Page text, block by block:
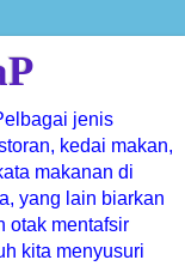
jenis
kedai makan,
makanan di
yang lain biarkan
otak mentafsir
kita menyusuri